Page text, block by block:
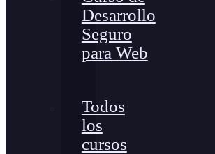
Desarrollo
Seguro
para Web
Todos
los
cursos